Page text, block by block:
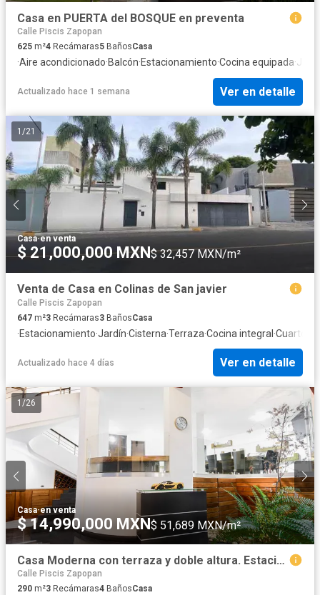
Casa en PUERTA del BOSQUE en preventa
Calle Piscis Zapopan
625 m²4 Recámaras5 BañosCasa
·Aire acondicionado·Balcón·Estacionamiento·Cocina equipada·
Actualizado hace 1 semana Ver en detalle
1 /21
Casa·en venta
$ 21,000,000 MXN$ 32,457 MXN/m²
Venta de Casa en Colinas de San javier
Calle Piscis Zapopan
647 m²3 Recámaras3 BañosCasa
·Estacionamiento·Jardín·Cisterna·Terraza·Cocina integral ·Cuarto
Actualizado hace 4 días Ver en detalle
1 /26
Casa·en venta
$ 14,990,000 MXN$ 51,689 MXN/m²
Casa Moderna con terraza y doble altura. Estacionamiento hasta para 6 coches.Jardines del Sol.
Calle Piscis Zapopan
290 m²3 Recámaras4 BañosCasa